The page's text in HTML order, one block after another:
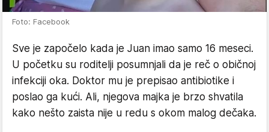
Foto: Facebook
Sve je započelo kada je Juan imao samo 16 meseci.
U početku su roditelji posumnjali da je reč o običnoj
infekciji oka. Doktor mu je prepisao antibiotike i
poslao ga kući. Ali, njegova majka je brzo shvatila
kako nešto zaista nije u redu s okom malog dečaka.